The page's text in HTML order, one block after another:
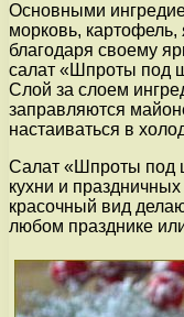
Основными
морковь,
благодаря своему
салат «Шпроты под
Слой за слоем
заправляются
настаиваться в
Салат «Шпроты под
кухни и
красочный вид
любом празднике